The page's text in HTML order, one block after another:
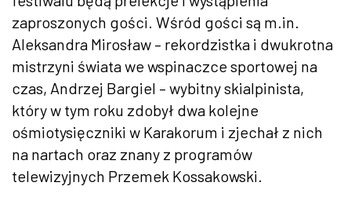
zaproszonych gości. Wśród gości są m.in.
Aleksandra Mirosław – rekordzistka i dwukrotna
mistrzyni świata we wspinaczce sportowej na
czas, Andrzej Bargiel – wybitny skialpinista,
który w tym roku zdobył dwa kolejne
ośmiotysięczniki w Karakorum i zjechał z nich
na nartach oraz znany z programów
telewizyjnych Przemek Kossakowski.